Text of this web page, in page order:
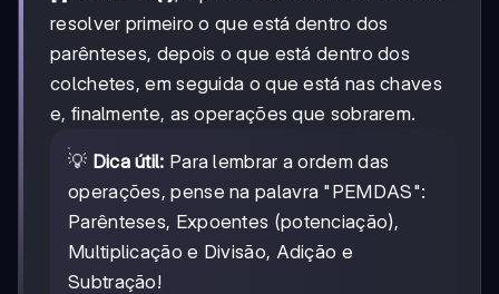
resolver primeiro o que está dentro dos
parênteses, depois o que está dentro dos
colchetes, em seguida o que está nas chaves
e, finalmente, as operações que sobrarem.
💡 Dica útil: Para lembrar a ordem das
operações, pense na palavra "PEMDAS":
Parênteses, Expoentes (potenciação),
Multiplicação e Divisão, Adição e
Subtração!